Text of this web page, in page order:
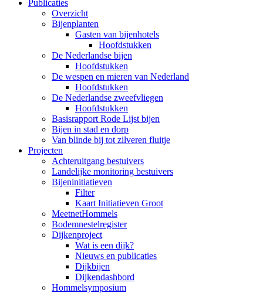
Publicaties
Overzicht
Bijenplanten
Gasten van bijenhotels
Hoofdstukken
De Nederlandse bijen
Hoofdstukken
De wespen en mieren van Nederland
Hoofdstukken
De Nederlandse zweefvliegen
Hoofdstukken
Basisrapport Rode Lijst bijen
Bijen in stad en dorp
Van blinde bij tot zilveren fluitje
Projecten
Achteruitgang bestuivers
Landelijke monitoring bestuivers
Bijeninitiatieven
Filter
Kaart Initiatieven Groot
MeetnetHommels
Bodemnestelregister
Dijkenproject
Wat is een dijk?
Nieuws en publicaties
Dijkbijen
Dijkendashbord
Hommelsymposium